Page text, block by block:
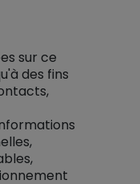
sur ce
des fins